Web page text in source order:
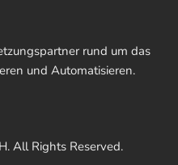
rund um das
und Automatisieren.
All Rights Reserved.